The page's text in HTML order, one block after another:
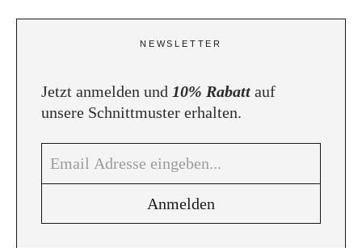
NEWSLETTER
Jetzt anmelden und 10% Rabatt auf
unsere Schnittmuster erhalten.